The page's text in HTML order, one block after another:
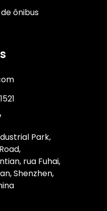
ônibus
Park,
rua Fuhai,
Shenzhen,